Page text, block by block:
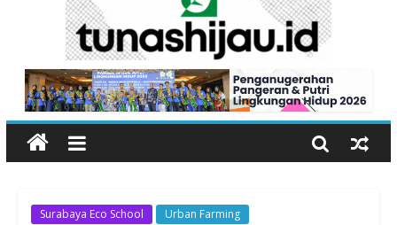
Hari Anak Nasional 2026: Memastikan Setiap Anak Indonesia
Tumbuh Aman, Sehat, dan Bahagia
“Pengurangan Risiko Bencana Gempa” Webinar Nasional
Seri#305, Sabtu 18 Juli 2026
Surabaya Eco School Urban Farming